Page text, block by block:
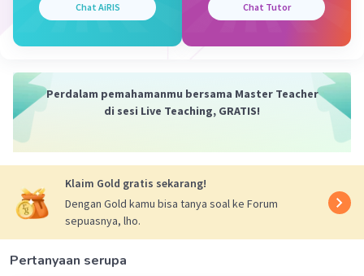
Chat AiRIS Chat Tutor
Perdalam pemahamanmu bersama Master Teacher
di sesi Live Teaching, GRATIS!
Klaim Gold gratis sekarang!
Dengan Gold kamu bisa tanya soal ke Forum
sepuasnya, lho.
Pertanyaan serupa